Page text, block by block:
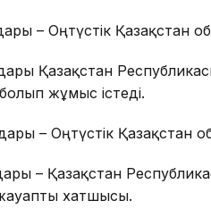
– Оңтүстік Қазақстан
Қазақстан
жұмыс істеді.
– Оңтүстік Қазақстан
– Қазақстан
жауапты хатшысы.